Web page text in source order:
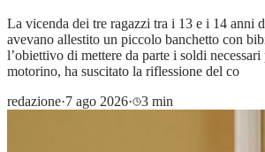
La vicenda dei tre ragazzi tra i 13 e i 14 anni
avevano allestito un piccolo banchetto con
l’obiettivo di mettere da parte i soldi necessari
motorino, ha suscitato la riflessione del co
redazione·7 ago 2026· 3 min